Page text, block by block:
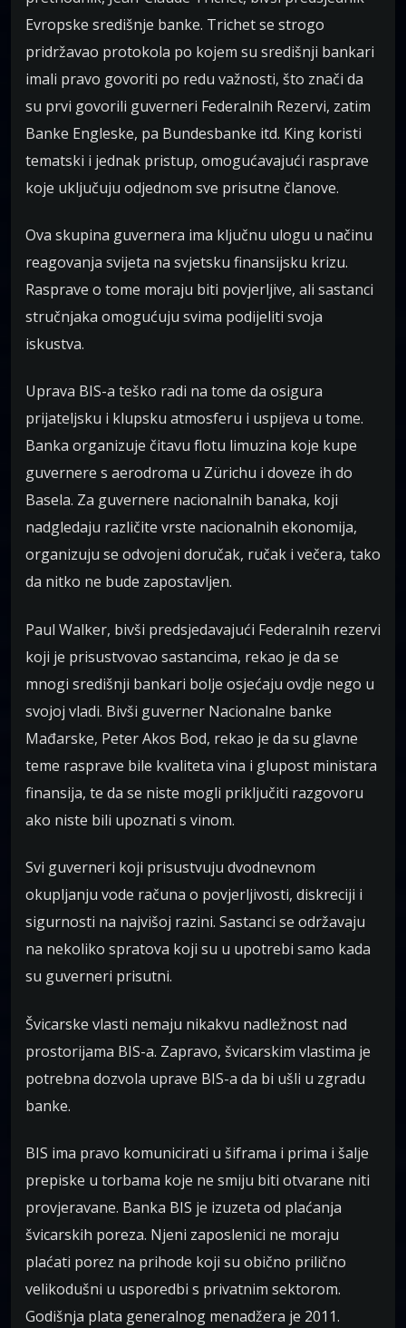
Evropske središnje banke. Trichet se strogo
pridržavao protokola po kojem su središnji bankari
imali pravo govoriti po redu važnosti, što znači da
su prvi govorili guverneri Federalnih Rezervi, zatim
Banke Engleske, pa Bundesbanke itd. King koristi
tematski i jednak pristup, omogućavajući rasprave
koje uključuju odjednom sve prisutne članove.
Ova skupina guvernera ima ključnu ulogu u načinu
reagovanja svijeta na svjetsku finansijsku krizu.
Rasprave o tome moraju biti povjerljive, ali sastanci
stručnjaka omogućuju svima podijeliti svoja
iskustva.
Uprava BIS-a teško radi na tome da osigura
prijateljsku i klupsku atmosferu i uspijeva u tome.
Banka organizuje čitavu flotu limuzina koje kupe
guvernere s aerodroma u Zürichu i doveze ih do
Basela. Za guvernere nacionalnih banaka, koji
nadgledaju različite vrste nacionalnih ekonomija,
organizuju se odvojeni doručak, ručak i večera, tako
da nitko ne bude zapostavljen.
Paul Walker, bivši predsjedavajući Federalnih rezervi
koji je prisustvovao sastancima, rekao je da se
mnogi središnji bankari bolje osjećaju ovdje nego u
svojoj vladi. Bivši guverner Nacionalne banke
Mađarske, Peter Akos Bod, rekao je da su glavne
teme rasprave bile kvaliteta vina i glupost ministara
finansija, te da se niste mogli priključiti razgovoru
ako niste bili upoznati s vinom.
Svi guverneri koji prisustvuju dvodnevnom
okupljanju vode računa o povjerljivosti, diskreciji i
sigurnosti na najvišoj razini. Sastanci se održavaju
na nekoliko spratova koji su u upotrebi samo kada
su guverneri prisutni.
Švicarske vlasti nemaju nikakvu nadležnost nad
prostorijama BIS-a. Zapravo, švicarskim vlastima je
potrebna dozvola uprave BIS-a da bi ušli u zgradu
banke.
BIS ima pravo komunicirati u šiframa i prima i šalje
prepiske u torbama koje ne smiju biti otvarane niti
provjeravane. Banka BIS je izuzeta od plaćanja
švicarskih poreza. Njeni zaposlenici ne moraju
plaćati porez na prihode koji su obično prilično
velikodušni u usporedbi s privatnim sektorom.
Godišnja plata generalnog menadžera je 2011.